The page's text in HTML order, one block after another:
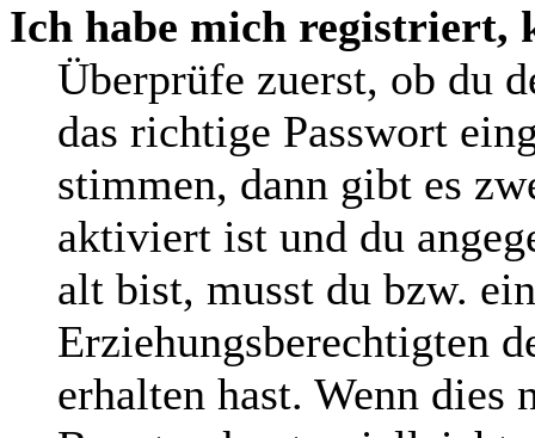
Ich habe mich registriert,
Überprüfe zuerst, ob du
das richtige Passwort
stimmen, dann gibt es
aktiviert ist und du
alt bist, musst du bzw.
Erziehungsberechtigten
erhalten hast. Wenn